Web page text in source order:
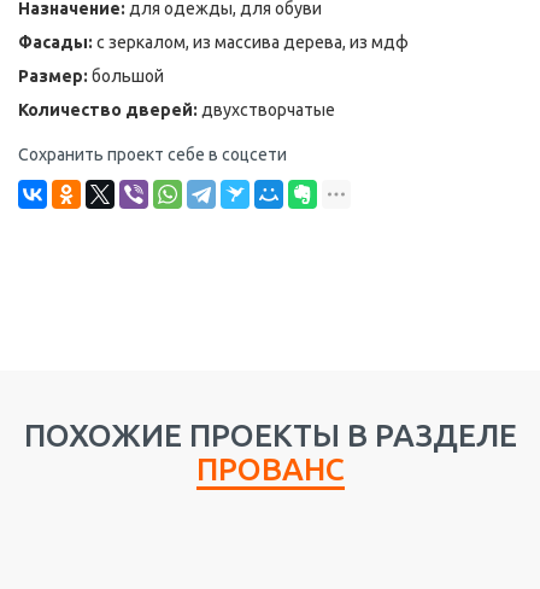
Назначение: для одежды, для обуви
Фасады: с зеркалом, из массива дерева, из мдф
Размер: большой
Количество дверей: двухстворчатые
Сохранить проект себе в соцсети
ПОХОЖИЕ ПРОЕКТЫ В РАЗДЕЛЕ
ПРОВАНС